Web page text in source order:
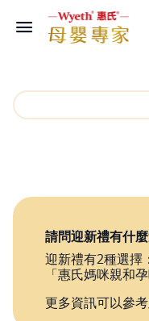
請問迎新禮有什
迎新禮有2種選擇
「惠氏媽咪親和
更多資訊可以參